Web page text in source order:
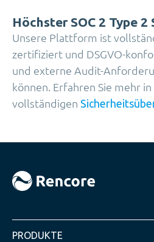
Höchster SOC 2 Type 2
Unsere Plattform ist
zertifiziert und DSGVO-
und externe Audit-
können. Erfahren Sie mehr
vollständigen
PRODUKTE